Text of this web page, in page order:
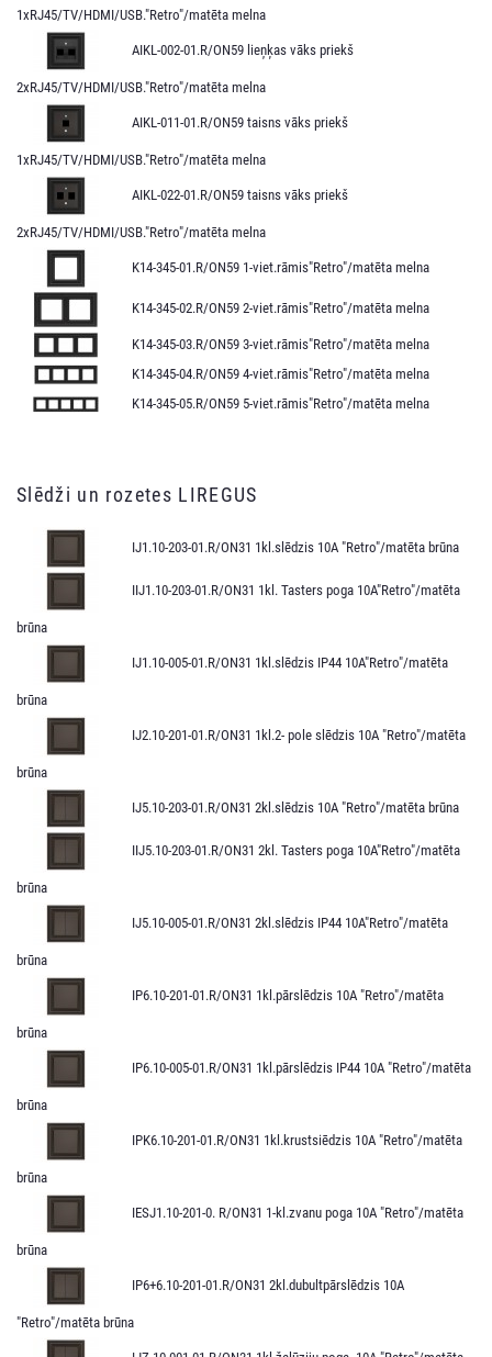
1xRJ45/TV/HDMI/USB."Retro"/matēta melna
AIKL-002-01.R/ON59 lieņķas vāks priekš
2xRJ45/TV/HDMI/USB."Retro"/matēta melna
AIKL-011-01.R/ON59 taisns vāks priekš
1xRJ45/TV/HDMI/USB."Retro"/matēta melna
AIKL-022-01.R/ON59 taisns vāks priekš
2xRJ45/TV/HDMI/USB."Retro"/matēta melna
K14-345-01.R/ON59 1-viet.rāmis"Retro"/matēta melna
K14-345-02.R/ON59 2-viet.rāmis"Retro"/matēta melna
K14-345-03.R/ON59 3-viet.rāmis"Retro"/matēta melna
K14-345-04.R/ON59 4-viet.rāmis"Retro"/matēta melna
K14-345-05.R/ON59 5-viet.rāmis"Retro"/matēta melna
Slēdži un rozetes LIREGUS
IJ1.10-203-01.R/ON31 1kl.slēdzis 10A "Retro"/matēta brūna
IIJ1.10-203-01.R/ON31 1kl. Tasters poga 10A"Retro"/matēta
brūna
IJ1.10-005-01.R/ON31 1kl.slēdzis IP44 10A"Retro"/matēta
brūna
IJ2.10-201-01.R/ON31 1kl.2- pole slēdzis 10A "Retro"/matēta
brūna
IJ5.10-203-01.R/ON31 2kl.slēdzis 10A "Retro"/matēta brūna
IIJ5.10-203-01.R/ON31 2kl. Tasters poga 10A"Retro"/matēta
brūna
IJ5.10-005-01.R/ON31 2kl.slēdzis IP44 10A"Retro"/matēta
brūna
IP6.10-201-01.R/ON31 1kl.pārslēdzis 10A "Retro"/matēta
brūna
IP6.10-005-01.R/ON31 1kl.pārslēdzis IP44 10A "Retro"/matēta
brūna
IPK6.10-201-01.R/ON31 1kl.krustsiēdzis 10A "Retro"/matēta
brūna
IESJ1.10-201-0. R/ON31 1-kl.zvanu poga 10A "Retro"/matēta
brūna
IP6+6.10-201-01.R/ON31 2kl.dubultpārslēdzis 10A
"Retro"/matēta brūna